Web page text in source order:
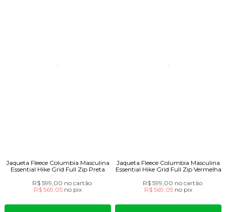
Jaqueta Fleece Columbia Masculina
Essential Hike Grid Full Zip Preta
R$ 599,00 no cartão
R$ 569,05 no pix
Jaqueta Fleece Columbia Masculina
Essential Hike Grid Full Zip Vermelha
R$ 599,00 no cartão
R$ 569,05 no pix